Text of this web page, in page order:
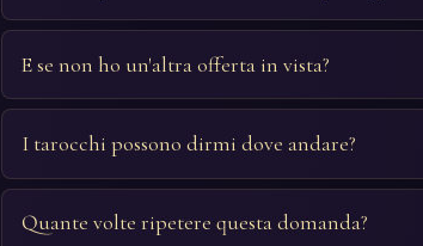
E se non ho un'altra offerta in vista?
I tarocchi possono dirmi dove andare?
Quante volte ripetere questa domanda?